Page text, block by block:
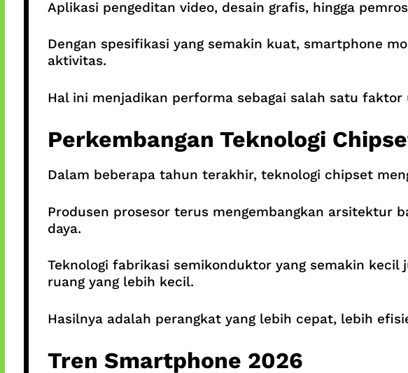
Aplikasi pengeditan video, desain grafis, hingga
Dengan spesifikasi yang semakin kuat, smartphone
aktivitas.
Hal ini menjadikan performa sebagai salah satu
Perkembangan Teknologi
Dalam beberapa tahun terakhir, teknologi chipset
Produsen prosesor terus mengembangkan arsitektur
daya.
Teknologi fabrikasi semikonduktor yang semakin
ruang yang lebih kecil.
Hasilnya adalah perangkat yang lebih cepat, lebih
Tren Smartphone 2026